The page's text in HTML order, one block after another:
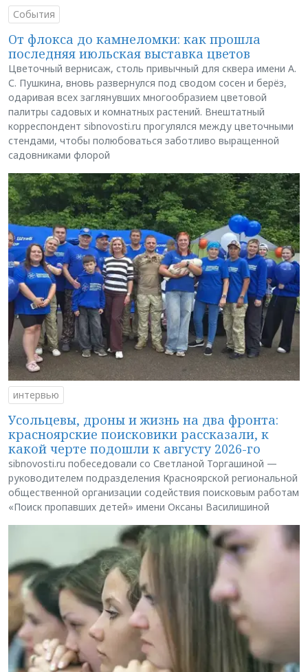
События
От флокса до камнеломки: как прошла
последняя июльская выставка цветов
Цветочный вернисаж, столь привычный для сквера имени А.
С. Пушкина, вновь развернулся под сводом сосен и берёз,
одаривая всех заглянувших многообразием цветовой
палитры садовых и комнатных растений. Внештатный
корреспондент sibnovosti.ru прогулялся между цветочными
стендами, чтобы полюбоваться заботливо выращенной
садовниками флорой
интервью
Усольцевы, дроны и жизнь на два фронта:
красноярские поисковики рассказали, к
какой черте подошли к августу 2026-го
sibnovosti.ru побеседовали со Светланой Торгашиной —
руководителем подразделения Красноярской региональной
общественной организации содействия поисковым работам
«Поиск пропавших детей» имени Оксаны Василишиной